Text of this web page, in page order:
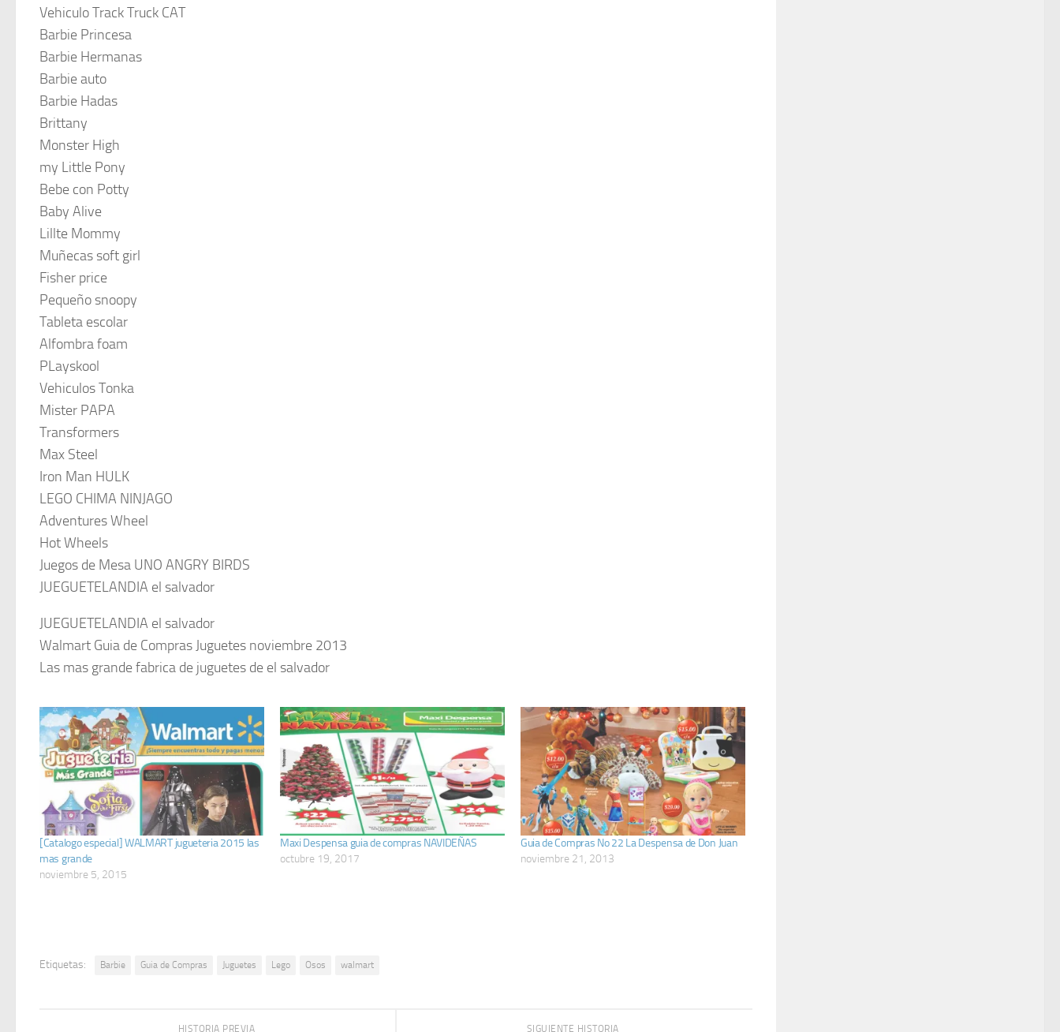
Vehiculo Track Truck CAT
Barbie Princesa
Barbie Hermanas
Barbie auto
Barbie Hadas
Brittany
Monster High
my Little Pony
Bebe con Potty
Baby Alive
Lillte Mommy
Muñecas soft girl
Fisher price
Pequeño snoopy
Tableta escolar
Alfombra foam
PLayskool
Vehiculos Tonka
Mister PAPA
Transformers
Max Steel
Iron Man HULK
LEGO CHIMA NINJAGO
Adventures Wheel
Hot Wheels
Juegos de Mesa UNO ANGRY BIRDS
JUEGUETELANDIA el salvador
JUEGUETELANDIA el salvador
Walmart Guia de Compras Juguetes noviembre 2013
Las mas grande fabrica de juguetes de el salvador
[Catalogo especial] WALMART jugueteria 2015 las
mas grande
noviembre 5, 2015
Maxi Despensa guia de compras NAVIDEÑAS
octubre 19, 2017
Guia de Compras No 22 La Despensa de Don Juan
noviembre 21, 2013
Etiquetas: Barbie Guia de Compras Juguetes Lego Osos walmart
SIGUIENTE HISTORIA
HISTORIA PREVIA